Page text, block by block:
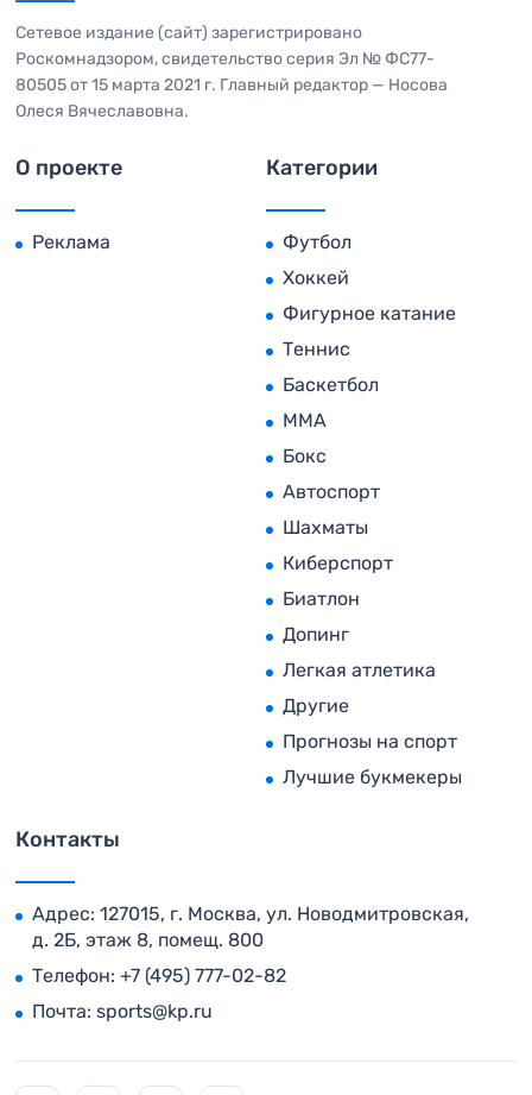
Сетевое издание (сайт) зарегистрировано
Роскомнадзором, свидетельство серия Эл № ФС77-
80505 от 15 марта 2021 г. Главный редактор — Носова
Олеся Вячеславовна.
О проекте
Реклама
Категории
Футбол
Хоккей
Фигурное катание
Теннис
Баскетбол
MMA
Бокс
Автоспорт
Шахматы
Киберспорт
Биатлон
Допинг
Легкая атлетика
Другие
Прогнозы на спорт
Лучшие букмекеры
Контакты
Адрес: 127015, г. Москва, ул. Новодмитровская,
д. 2Б, этаж 8, помещ. 800
Телефон: +7 (495) 777-02-82
Почта: sports@kp.ru